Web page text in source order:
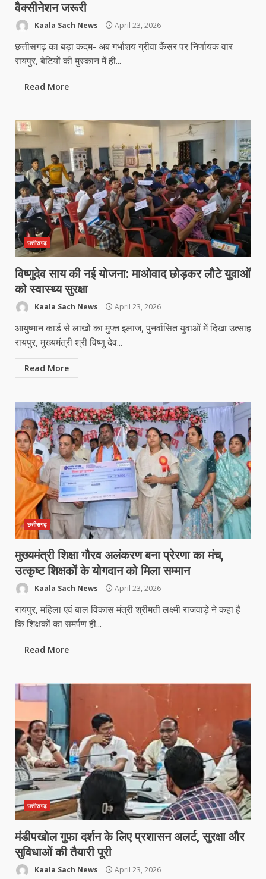
वैक्सीनेशन जरूरी
Kaala Sach News April 23, 2026
छत्तीसगढ़ का बड़ा कदम- अब गर्भाशय ग्रीवा कैंसर पर निर्णायक वार
रायपुर, बेटियों की मुस्कान में ही...
Read More
छत्तीसगढ़
विष्णुदेव साय की नई योजना: माओवाद छोड़कर लौटे युवाओं
को स्वास्थ्य सुरक्षा
Kaala Sach News April 23, 2026
आयुष्मान कार्ड से लाखों का मुफ्त इलाज, पुनर्वासित युवाओं में दिखा उत्साह
रायपुर, मुख्यमंत्री श्री विष्णु देव...
Read More
छत्तीसगढ़
मुख्यमंत्री शिक्षा गौरव अलंकरण बना प्रेरणा का मंच,
उत्कृष्ट शिक्षकों के योगदान को मिला सम्मान
Kaala Sach News April 23, 2026
रायपुर, महिला एवं बाल विकास मंत्री श्रीमती लक्ष्मी राजवाड़े ने कहा है
कि शिक्षकों का समर्पण ही...
Read More
छत्तीसगढ़
मंडीपखोल गुफा दर्शन के लिए प्रशासन अलर्ट, सुरक्षा और
सुविधाओं की तैयारी पूरी
Kaala Sach News April 23, 2026